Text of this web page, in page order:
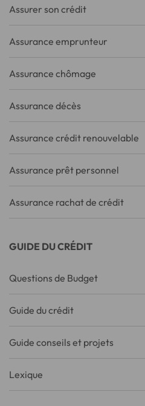
Assurer son crédit
Assurance emprunteur
Assurance chômage
Assurance décès
Assurance crédit renouvelable
Assurance prêt personnel
Assurance rachat de crédit
GUIDE DU CRÉDIT
Questions de Budget
Guide du crédit
Guide conseils et projets
Lexique